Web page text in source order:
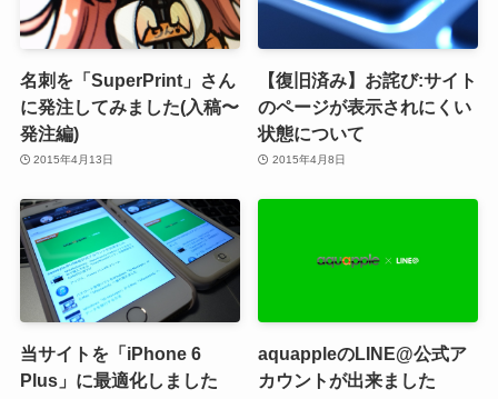
名刺を「SuperPrint」さん
に発注してみました(入稿〜
発注編)
2015年4月13日
【復旧済み】お詫び:サイト
のページが表示されにくい
状態について
2015年4月8日
当サイトを「iPhone 6
Plus」に最適化しました
aquappleのLINE@公式ア
カウントが出来ました